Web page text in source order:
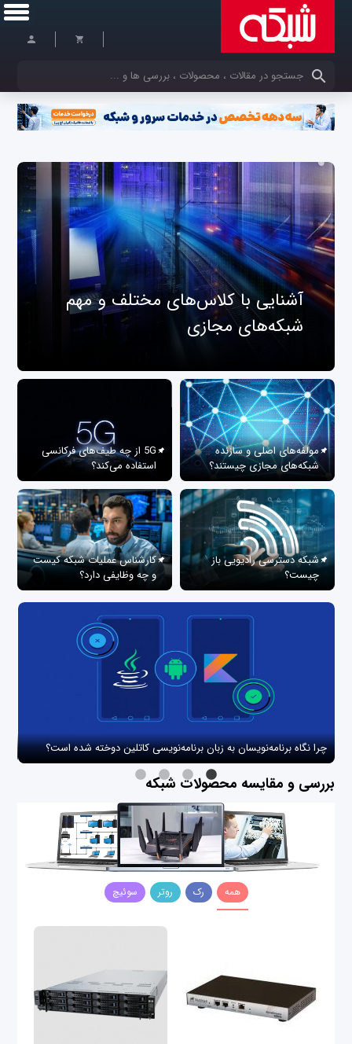
کلمات کلیدی خود را وارد کنید
آشنایی با کلاس‌های مختلف و مهم
شبکه‌های مجازی
مولفه‌های اصلی و سازنده
شبکه‌های مجازی چیستند؟
5G از چه طیف‌های فرکانسی
استفاده می‌کند؟
شبکه دسترسی رادیویی باز
چیست؟
کارشناس عملیات شبکه کیست
و چه وظایفی دارد؟
چرا نگاه برنامه‌نویسان به زبان برنامه‌نویسی کاتلین دوخته شده است؟
بررسی و مقایسه محصولات شبکه
همه رک روتر سوئیچ